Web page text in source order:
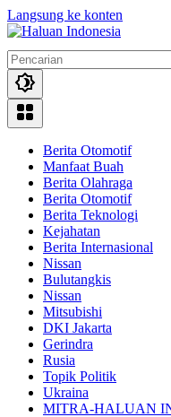
Langsung ke konten
Berita Otomotif
Manfaat Buah
Berita Olahraga
Berita Otomotif
Berita Teknologi
Kejahatan
Berita Internasional
Nissan
Bulutangkis
Nissan
Mitsubishi
DKI Jakarta
Gerindra
Rusia
Topik Politik
Ukraina
MITRA-HALUAN